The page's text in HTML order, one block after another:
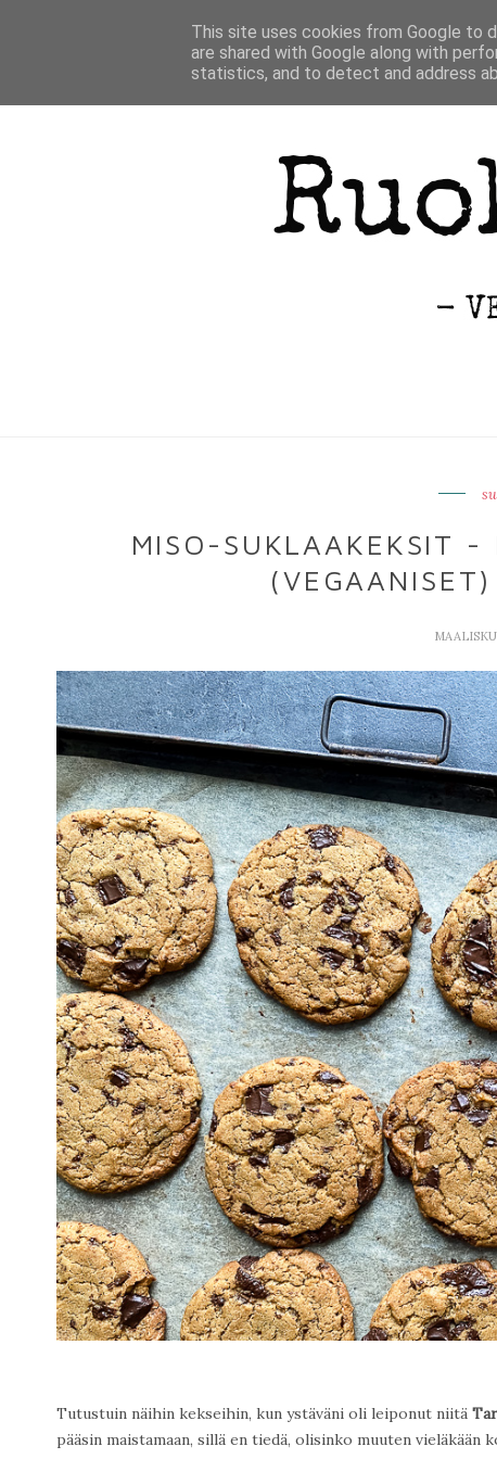
MISO-SUKLAAKEKSIT -
Tutustuin näihin kekseihin, kun ystäväni oli leiponut niitä
pääsin maistamaan, sillä en tiedä, olisinko muuten
This site uses cookies from Google to
are shared with Google along with
statistics, and to detect and address